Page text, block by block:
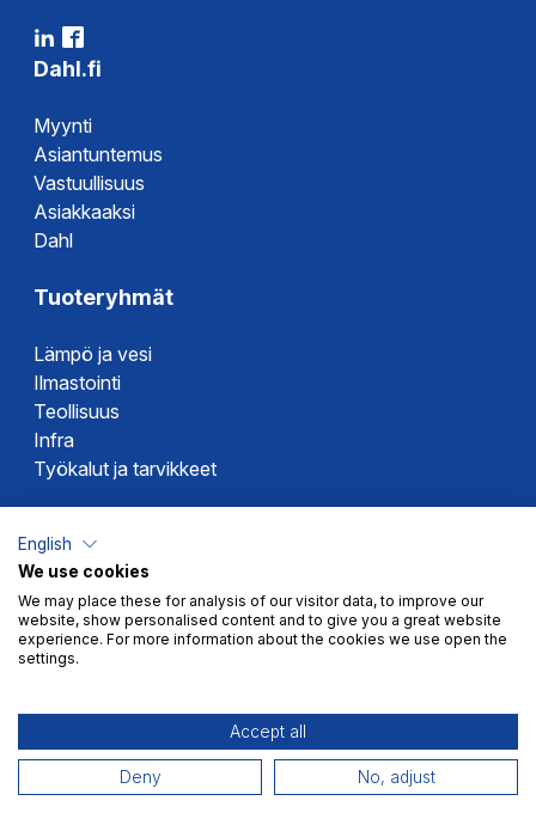
Dahl.fi
Myynti
Asiantuntemus
Vastuullisuus
Asiakkaaksi
Dahl
Tuoteryhmät
Lämpö ja vesi
Ilmastointi
Teollisuus
Infra
Työkalut ja tarvikkeet
Altech
Alterna
Novipro
Votec
Myyntiehdot Tietosuoja
English
We use cookies
We may place these for analysis of our visitor data, to improve our
website, show personalised content and to give you a great website
experience. For more information about the cookies we use open the
settings.
Accept all
Deny No, adjust